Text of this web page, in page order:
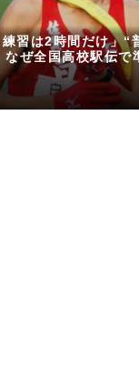
練習は2時間だけ」“
ぜ全国高校駅伝で